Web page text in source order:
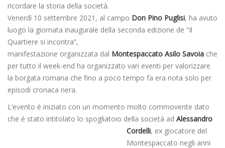
ricordare la storia della società.
Venerdì 10 settembre 2021, al campo Don Pino Puglisi, ha avuto
luogo la giornata inaugurale della seconda edizione de “Il
Quartiere si incontra”,
manifestazione organizzata dal Montespaccato Asilo Savoia che
per tutto il week-end ha organizzato vari eventi per valorizzare
la borgata romana che fino a poco tempo fa era nota solo per
episodi cronaca nera.
L’evento è iniziato con un momento molto commovente dato
che è stato intitolato lo spogliatoio della società ad Alessandro
Cordelli, ex giocatore del
Montespaccato negli anni